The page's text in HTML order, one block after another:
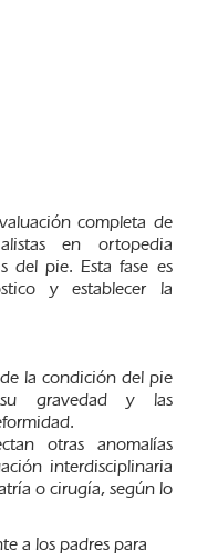
completa de
en ortopedia
del pie. Esta fase es
y establecer la
la condición del pie
gravedad y las
otras anomalías
interdisciplinaria
o cirugía, según lo
a los padres para